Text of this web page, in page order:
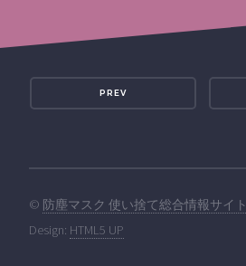
PREV
© 防塵マスク 使い捨て総合情報サイト
Design: HTML5 UP